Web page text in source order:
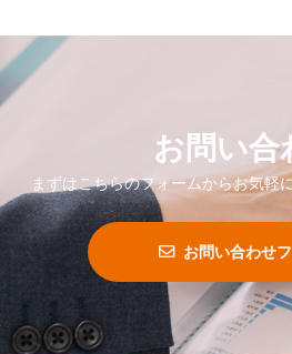
お問い合
まずはこちらのフォームからお気軽
お問い合わせ